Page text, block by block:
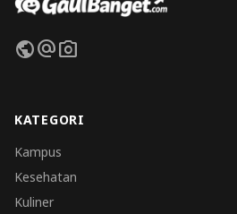
publicalternate_emailphoto_camera
KATEGORI
Kampus
Kesehatan
Kuliner